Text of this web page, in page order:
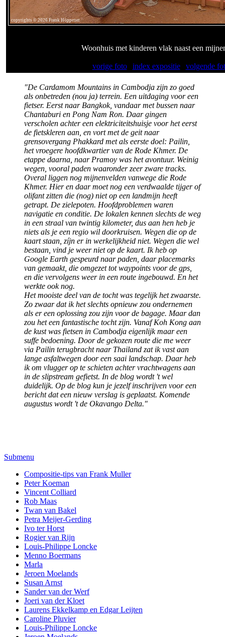
copyrights © 2026 Frank Höppener
Woonhuis met kinderen vlak naast een
vorige foto| index expositie| volgende
"De Cardamom Mountains in Cambodja zijn zo goed
als onbetreden (nou ja) terrein. Een uitdaging voor een
fietser. Eerst naar Bangkok, vandaar met bussen naar
Chantaburi en Pong Nam Ron. Daar gingen
verscholen achter een elektriciteitshuisje voor het eerst
de fietskleren aan, en vort met de geit naar
grensovergang Phakkard met als eerste doel: Pailin,
het vroegere hoofdkwartier van de Rode Khmer. De
etappe daarna, naar Pramoy was het avontuur. Weinig
wegen, vooral paden waaronder zeer zware tracks.
Overal liggen nog mijnenvelden vanwege die Rode
Khmer. Hier en daar moet nog een verdwaalde tijger of
olifant zitten die (nog) niet op een landmijn heeft
getrapt. De zielepoten. Hoofdproblemen waren
navigatie en conditie. De lokalen kennen slechts de weg
in een straal van twintig kilometer, dus aan hen heb je
niets als je een regio wil doorkruisen. Wegen die op de
kaart staan, zíjn er in werkelijkheid niet. Wegen die wel
bestaan, vind je weer niet op de kaart. Ik heb op
Google Earth gespeurd naar paden, daar placemarks
van gemaakt, die omgezet tot waypoints voor de gps,
en die vervolgens weer in een route ingebouwd. En het
werkte ook nog.
Het mooiste deel van de tocht was tegelijk het zwaarste.
Zo zwaar dat ik het slechts opnieuw zou ondernemen
als er een oplossing zou zijn voor de bagage. Maar dan
zou het een fantastische tocht zijn. Vanaf Koh Kong aan
de kust was fietsen in Cambodja eigenlijk maar een
suffe bedoening. Door de gekozen route die me weer
via Pailin terugbracht naar Thailand zat ik vast aan
lange asfaltwegen door een saai landschap. Daar heb
ik om vlugger op te schieten achter vrachtwagens aan
in de slipstream gefietst. In de blog wordt 't wel
duidelijk. Op de blog kun je jezelf inschrijven voor een
bericht dat een nieuw verslag is geplaatst. Komende
augustus wordt 't de Okavango Delta."
Submenu
Compositie-tips van Frank Muller
Peter Koeman
Vincent Colliard
Rob Maas
Twan van Bakel
Petra Meijer-Gerding
Ivo ter Horst
Rogier van Rijn
Louis-Philippe Loncke
Menno Boermans
Marla
Jeroen Moelands
Susan Arnst
Sander van der Werf
Joeri van der Kloet
Laurens Ekkelkamp en Edgar Leijten
Caroline Pluvier
Louis-Philippe Loncke